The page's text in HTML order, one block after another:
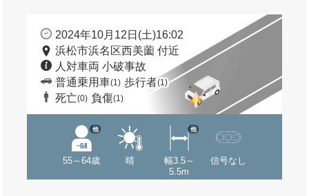
2024年10月12日(土)16:02
浜松市浜名区西美薗 付近
人対車両 小破事故
普通乗用車(1) 歩行者(1)
死亡(0) 負傷(1)
55～64歳
他
晴
幅3.5～
5.5m
他
信号なし